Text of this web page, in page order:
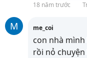
18 năm trước
M me_coi
con nhà
rồi nỏ